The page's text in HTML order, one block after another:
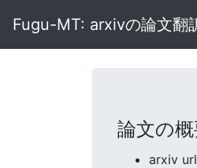
Fugu-MT: arxivの論文翻
論文の
arxiv